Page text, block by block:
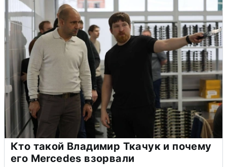
Кто такой Владимир Ткачук и почему
его Mercedes взорвали